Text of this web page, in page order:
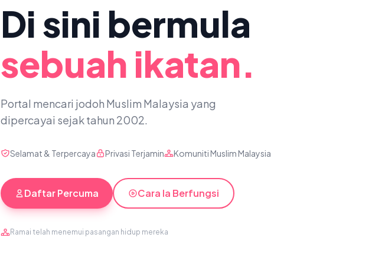
Di sini bermula
sebuah ikatan.
Portal mencari jodoh Muslim Malaysia yang
dipercayai sejak tahun 2002.
Selamat & Terpercaya Privasi Terjamin Komuniti Muslim Malaysia
Daftar Percuma Cara Ia Berfungsi
Ramai telah menemui pasangan hidup mereka